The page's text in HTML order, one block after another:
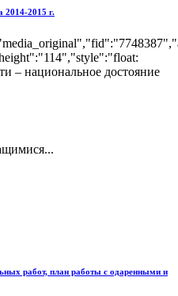
2015 г.
– национальное достояние
работ, план работы с одаренными и